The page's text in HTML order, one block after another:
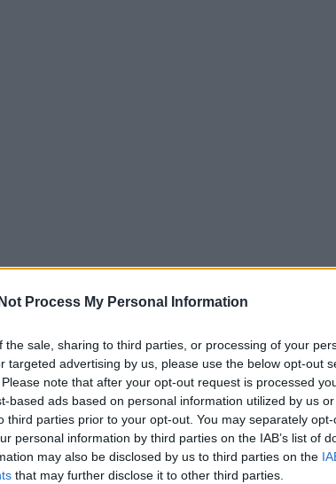
Process My Personal Information
the sale, sharing to third parties, or processing of your
targeted advertising by us, please use the below opt-out
note that after your opt-out request is processed
based ads based on personal information utilized by us
third parties prior to your opt-out. You may separately
personal information by third parties on the IAB’s list of
may also be disclosed by us to third parties on the
that may further disclose it to other third parties.